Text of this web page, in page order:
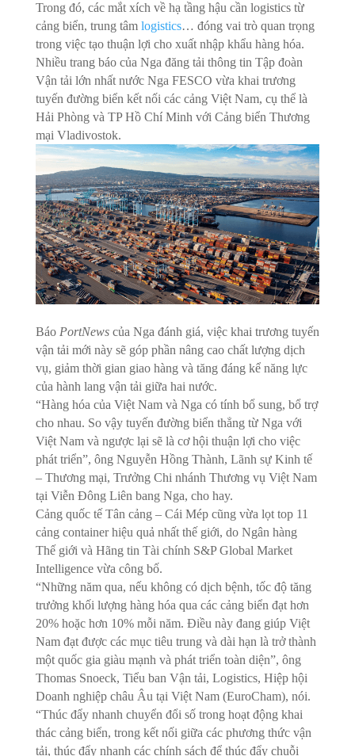
Trong đó, các mắt xích về hạ tầng hậu cần logistics từ
cảng biển, trung tâm logistics… đóng vai trò quan trọng
trong việc tạo thuận lợi cho xuất nhập khẩu hàng hóa.
Nhiều trang báo của Nga đăng tải thông tin Tập đoàn
Vận tải lớn nhất nước Nga FESCO vừa khai trương
tuyến đường biển kết nối các cảng Việt Nam, cụ thể là
Hải Phòng và TP Hồ Chí Minh với Cảng biển Thương
mại Vladivostok.
Báo PortNews của Nga đánh giá, việc khai trương tuyến
vận tải mới này sẽ góp phần nâng cao chất lượng dịch
vụ, giảm thời gian giao hàng và tăng đáng kể năng lực
của hành lang vận tải giữa hai nước.
“Hàng hóa của Việt Nam và Nga có tính bổ sung, bổ trợ
cho nhau. So vậy tuyến đường biển thẳng từ Nga với
Việt Nam và ngược lại sẽ là cơ hội thuận lợi cho việc
phát triển”, ông Nguyễn Hồng Thành, Lãnh sự Kinh tế
– Thương mại, Trưởng Chi nhánh Thương vụ Việt Nam
tại Viễn Đông Liên bang Nga, cho hay.
Cảng quốc tế Tân cảng – Cái Mép cũng vừa lọt top 11
cảng container hiệu quả nhất thế giới, do Ngân hàng
Thế giới và Hãng tin Tài chính S&P Global Market
Intelligence vừa công bố.
“Những năm qua, nếu không có dịch bệnh, tốc độ tăng
trưởng khối lượng hàng hóa qua các cảng biển đạt hơn
20% hoặc hơn 10% mỗi năm. Điều này đang giúp Việt
Nam đạt được các mục tiêu trung và dài hạn là trở thành
một quốc gia giàu mạnh và phát triển toàn diện”, ông
Thomas Snoeck, Tiểu ban Vận tải, Logistics, Hiệp hội
Doanh nghiệp châu Âu tại Việt Nam (EuroCham), nói.
“Thúc đẩy nhanh chuyển đổi số trong hoạt động khai
thác cảng biển, trong kết nối giữa các phương thức vận
tải, thúc đẩy nhanh các chính sách để thúc đẩy chuỗi